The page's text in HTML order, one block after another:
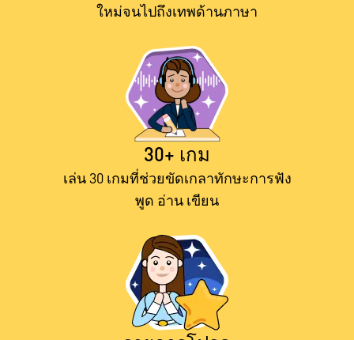
ใหม่จนไปถึงเทพด้านภาษา
30+ เกม
เล่น 30 เกมที่ช่วยขัดเกลาทักษะการฟัง
พูด อ่าน เขียน